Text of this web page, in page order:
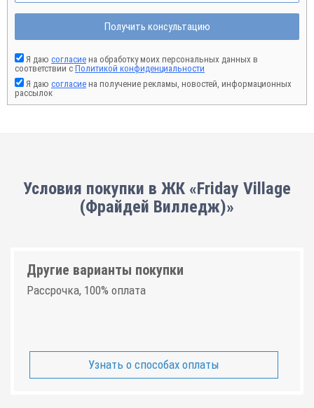
Получить консультацию
Я даю согласие на обработку моих персональных данных в
соответствии с Политикой конфиденциальности
Я даю согласие на получение рекламы, новостей, информационных
рассылок
Условия покупки в ЖК «Friday Village
(Фрайдей Вилледж)»
Другие варианты покупки
Рассрочка, 100% оплата
Узнать о способах оплаты